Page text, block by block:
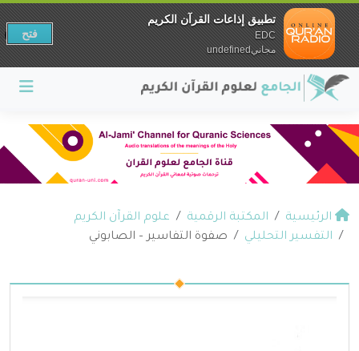
الرئيسية المكتبة الرقمية
علوم القرآن الكريم
التفسير التحليلي
صفوة التفاسير – الصابوني
تطبيق إذاعات القرآن الكريم
EDC
مجانيundefined
فتح